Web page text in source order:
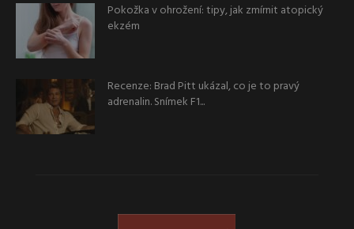
Pokožka v ohrožení: tipy, jak zmírnit atopický
ekzém
Recenze: Brad Pitt ukázal, co je to pravý
adrenalin. Snímek F1...